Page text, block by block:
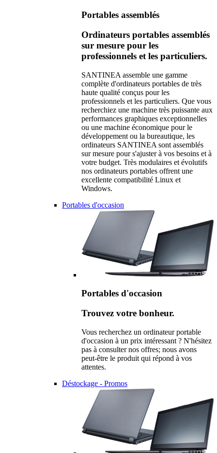
Portables assemblés
Ordinateurs portables assemblés
sur mesure pour les
professionnels et les particuliers.
SANTINEA assemble une gamme
complète d'ordinateurs portables de très
haute qualité conçus pour les
professionnels et les particuliers. Que vous
recherchiez une machine très puissante aux
performances graphiques exceptionnelles
ou une machine économique pour le
développement ou la bureautique, les
ordinateurs SANTINEA sont assemblés
sur mesure pour s'ajuster à vos besoins et à
votre budget. Très modulaires et évolutifs
nos ordinateurs portables offrent une
excellente compatibilité Linux et
Windows.
Portables d'occasion
Portables d'occasion
Trouvez votre bonheur.
Vous recherchez un ordinateur portable
d'occasion à un prix intéressant ? N'hésitez
pas à consulter nos offres; nous avons
peut-être le produit qui répond à vos
attentes.
Déstockage - Promos